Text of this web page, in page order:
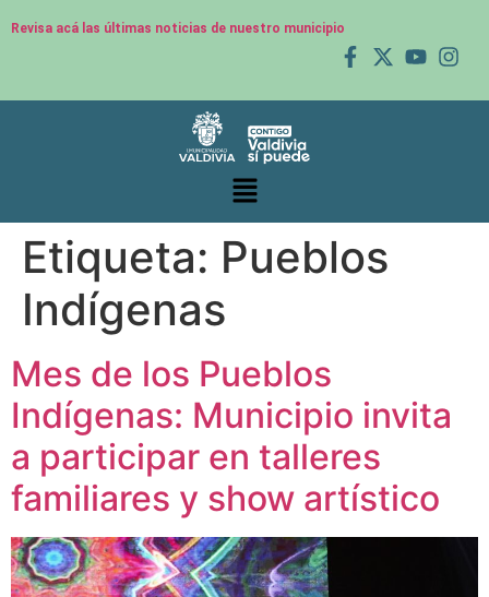
Revisa acá las últimas noticias de nuestro municipio
Etiqueta: Pueblos
Indígenas
Mes de los Pueblos
Indígenas: Municipio invita
a participar en talleres
familiares y show artístico